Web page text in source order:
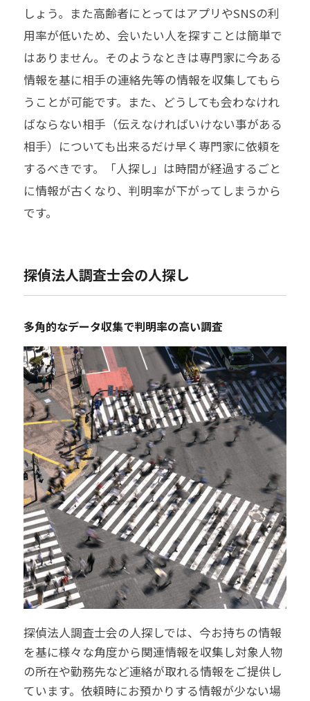
しょう。また高齢者にとってはアプリやSNSの利
用率が低いため、会いたい人を探すことは簡単で
はありません。そのようなときは専門家に今ある
情報を基に相手の連絡先等の情報を収集してもら
うことが可能です。また、どうしても会わなけれ
ばならない相手（伝えなければいけない事がある
相手）についても出来るだけ早く専門家に依頼を
するべきです。「人探し」は時間が経過するごと
に情報が古くなり、判明率が下がってしまうから
です。
探偵法人調査士会の人探し
多角的なデータ収集で判明率の高い調査
探偵法人調査士会の人探しでは、今お持ちの情報
を基に様々な角度から関連情報を収集し対象人物
の所在や勤務先など連絡が取れる情報をご提供し
ています。依頼時にお預かりする情報が少ない場